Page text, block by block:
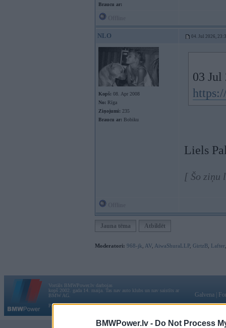
BMWPower.lv - Do Not Process
Braucu ar:
NLO 04. Jul 2026,
Kopš: 08. Apr 2008
No: Rīga
Ziņojumi: 235
Braucu ar: Bobiku
03
Liels
[ Šo ziņu
Jauna tēma Atbildēt
Moderatori: 968-jk AV AiwaShuraLLP, GirtzB Lafter
Vortāls BMWPower.lv darbojas
kopš 2002. gada 14. maija. Tas nav auto klubs un nav saistīts ar
BMW AG.
Par BMWPower|Kontakti|Reklāma
Galvena